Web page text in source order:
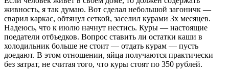
живность, я так думаю. Вот сделал небольшой загоничк —
сварил каркас, обтянул сеткой, заселил курами 3х месяцев.
Надеюсь, что к июлю начнут нестись. Куры — настоящие
поедатели отбъедков. Вопрос ставить ли остатки каши в
холодильник больше не стоит — отдать курам — пусть
доедают. В этом отношении, яйца получаются практически
без затрат, не считая того, что куры стоят по 350 рублей.